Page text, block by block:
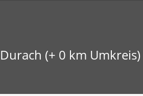
(+ 0 km Umkreis)